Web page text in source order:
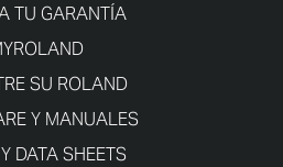
TU GARANTÍA
SU ROLAND
Y MANUALES
DATA SHEETS